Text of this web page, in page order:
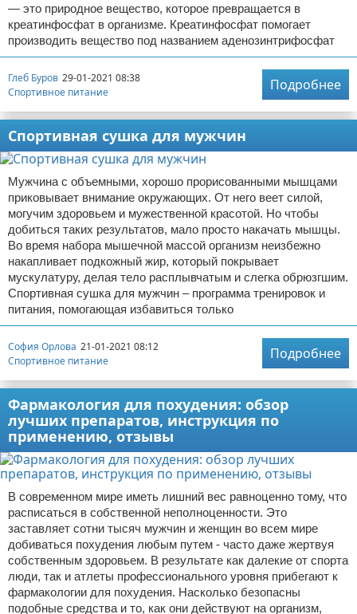
— это природное вещество, которое превращается в
креатинфосфат в организме. Креатинфосфат помогает
производить вещество под названием аденозинтрифосфат
Глеб Буров 29-01-2021 08:38
Спортивное питание
Подробнее
Спортивная сушка для мужчин
Мужчина с объемными, хорошо прорисованными мышцами
приковывает внимание окружающих. От него веет силой,
могучим здоровьем и мужественной красотой. Но чтобы
добиться таких результатов, мало просто накачать мышцы.
Во время набора мышечной массой организм неизбежно
накапливает подкожный жир, который покрывает
мускулатуру, делая тело расплывчатым и слегка обрюзгшим.
Спортивная сушка для мужчин – программа тренировок и
питания, помогающая избавиться только
София Орлова 21-01-2021 08:12
Спортивное питание
Подробнее
Фармакология для похудения: обзор
лучших препаратов, инструкция по
применению, отзывы
В современном мире иметь лишний вес равноценно тому, что
расписаться в собственной неполноценности. Это
заставляет сотни тысяч мужчин и женщин во всем мире
добиваться похудения любым путем - часто даже жертвуя
собственным здоровьем. В результате как далекие от спорта
люди, так и атлеты профессионального уровня прибегают к
фармакологии для похудения. Насколько безопасны
подобные средства и то, как они действуют на организм,